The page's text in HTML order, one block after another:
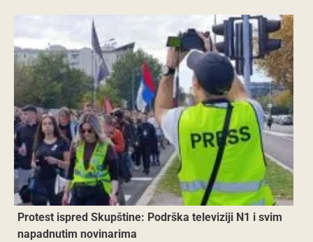
Protest ispred Skupštine: Podrška televiziji N1 i svim
napadnutim novinarima